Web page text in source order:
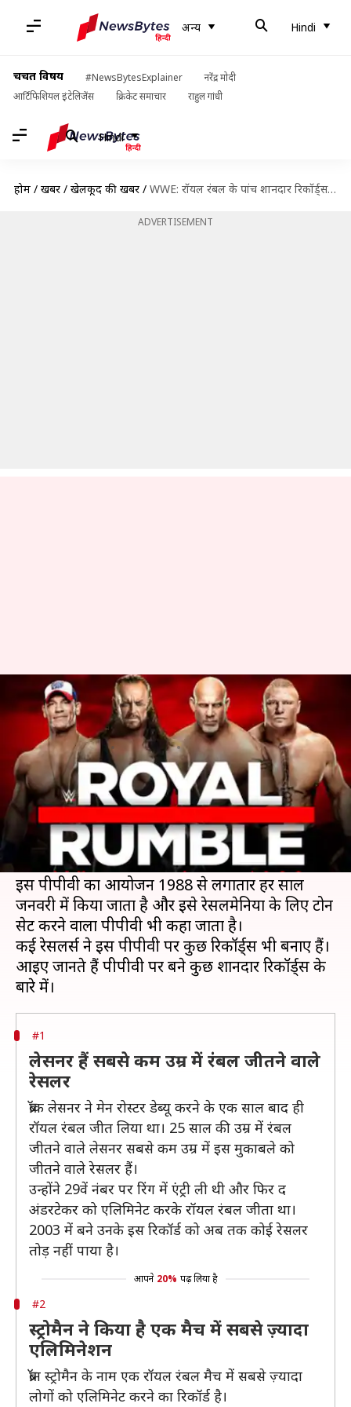
अन्य Hindi
चर्चित विषय #NewsBytesExplainer
नरेंद्र मोदी
आर्टिफिशियल इंटेलिजेंस
क्रिकेट समाचार राहुल गांधी
Hindi
होम / खबरें / खेलकूद की खबरें / WWE: रॉयल रंबल के पांच शानदार रिकॉर्ड्स जिनका टूटना है मुश्किल
ADVERTISEMENT
WWE: रॉयल रंबल के पांच शानदार
रिकॉर्ड्स जिनका टूटना है मुश्किल
लेखन Neeraj Pandey Jan 15, 2020 09:19 pm
क्या है खबर?
WWE ने इस साल के पहले पीपीवी रॉयल रंबल की
घोषणा कर दी है। रॉयल रंबल का 33वां संस्करण 27
जनवरी को आयोजित किया जाएगा।
इस पीपीवी का आयोजन 1988 से लगातार हर साल
जनवरी में किया जाता है और इसे रेसलमेनिया के लिए टोन
सेट करने वाला पीपीवी भी कहा जाता है।
कई रेसलर्स ने इस पीपीवी पर कुछ रिकॉर्ड्स भी बनाए हैं।
आइए जानते हैं पीपीवी पर बने कुछ शानदार रिकॉर्ड्स के
#1
लेसनर हैं सबसे कम उम्र में रंबल जीतने वाले
रेसलर
ब्रॉक लेसनर ने मेन रोस्टर डेब्यू करने के एक साल बाद ही
रॉयल रंबल जीत लिया था। 25 साल की उम्र में रंबल
जीतने वाले लेसनर सबसे कम उम्र में इस मुकाबले को
जीतने वाले रेसलर हैं।
उन्होंने 29वें नंबर पर रिंग में एंट्री ली थी और फिर द
अंडरटेकर को एलिमिनेट करके रॉयल रंबल जीता था।
2003 में बने उनके इस रिकॉर्ड को अब तक कोई रेसलर
तोड़ नहीं पाया है।
आपने 20% पढ़ लिया है
#2
स्ट्रोमैन ने किया है एक मैच में सबसे ज़्यादा
एलिमिनेशन
ब्रॉन स्ट्रोमैन के नाम एक रॉयल रंबल मैच में सबसे ज़्यादा
लोगों को एलिमिनेट करने का रिकॉर्ड है।